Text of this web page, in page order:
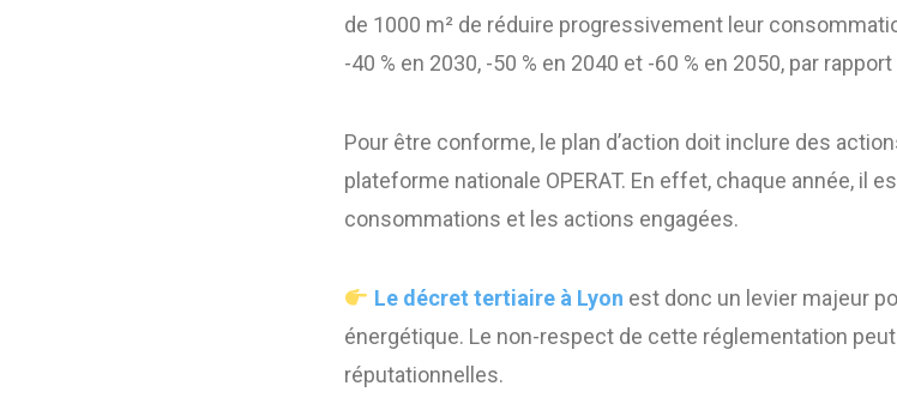
de 1000 m² de réduire progressivement leur
-40 % en 2030, -50 % en 2040 et -60 % en 2050, par
Pour être conforme, le plan d’action doit inclure des
plateforme nationale OPERAT. En effet, chaque année, il
consommations et les actions engagées.
Le décret tertiaire à Lyon est donc un levier majeur
énergétique. Le non-respect de cette réglementation
réputationnelles.